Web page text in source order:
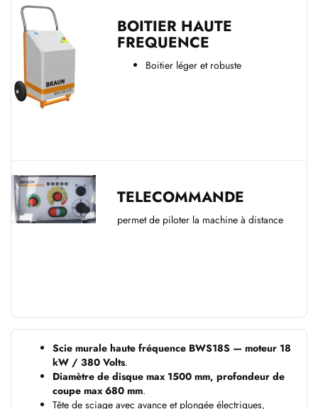
BOITIER HAUTE
FREQUENCE
Boitier léger et robuste
TELECOMMANDE
permet de piloter la machine à distance
Scie murale haute fréquence BWS18S — moteur 18
kW / 380 Volts.
Diamètre de disque max 1500 mm, profondeur de
coupe max 680 mm.
Tête de sciage avec avance et plongée électriques,